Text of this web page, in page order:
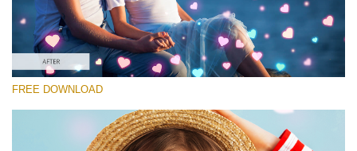
(30 Overlays)
Large 6000*4000px
4 Seasons (411 Overlays)
Entire Collection
FREE DOWNLOAD